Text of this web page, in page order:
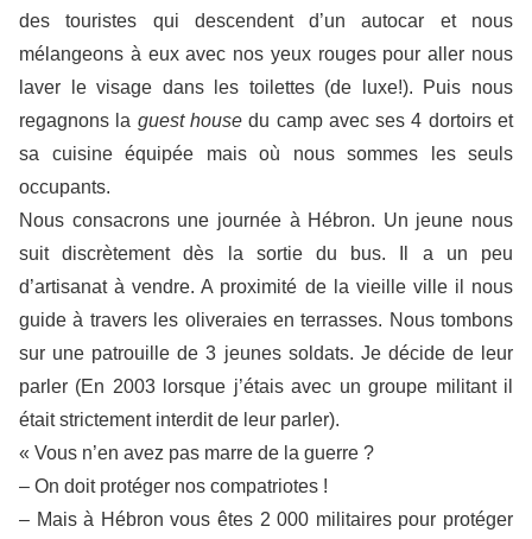
des touristes qui descendent d’un autocar et nous
mélangeons à eux avec nos yeux rouges pour aller nous
laver le visage dans les toilettes (de luxe!). Puis nous
regagnons la guest housedu camp avec ses 4 dortoirs et
sa cuisine équipée mais où nous sommes les seuls
occupants.
Nous consacrons une journée à Hébron. Un jeune nous
suit discrètement dès la sortie du bus. Il a un peu
d’artisanat à vendre. A proximité de la vieille ville il nous
guide à travers les oliveraies en terrasses. Nous tombons
sur une patrouille de 3 jeunes soldats. Je décide de leur
parler (En 2003 lorsque j’étais avec un groupe militant il
était strictement interdit de leur parler).
« Vous n’en avez pas marre de la guerre ?
– On doit protéger nos compatriotes !
– Mais à Hébron vous êtes 2 000 militaires pour protéger